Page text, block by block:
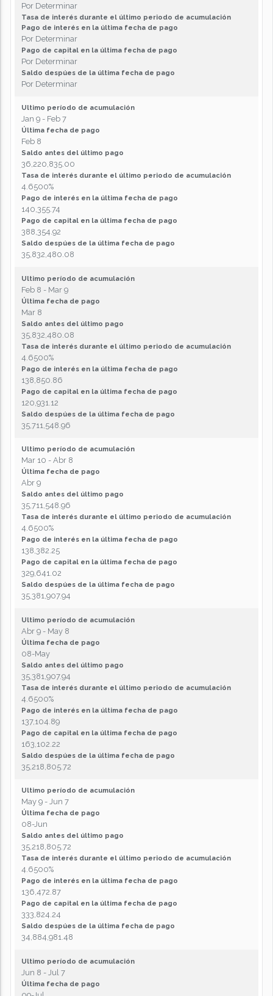
Por Determinar
Tasa de interés durante el último periodo de acumulación
Pago de interés en la última fecha de pago
Por Determinar
Pago de capital en la última fecha de pago
Por Determinar
Saldo despúes de la última fecha de pago
Por Determinar
Ultimo período de acumulación
Jan 9 - Feb 7
Última fecha de pago
Feb 8
Saldo antes del último pago
36,220,835.00
Tasa de interés durante el último periodo de acumulación
4.6500%
Pago de interés en la última fecha de pago
140,355.74
Pago de capital en la última fecha de pago
388,354.92
Saldo despúes de la última fecha de pago
35,832,480.08
Ultimo período de acumulación
Feb 8 - Mar 9
Última fecha de pago
Mar 8
Saldo antes del último pago
35,832,480.08
Tasa de interés durante el último periodo de acumulación
4.6500%
Pago de interés en la última fecha de pago
138,850.86
Pago de capital en la última fecha de pago
120,931.12
Saldo despúes de la última fecha de pago
35,711,548.96
Ultimo período de acumulación
Mar 10 - Abr 8
Última fecha de pago
Abr 9
Saldo antes del último pago
35,711,548.96
Tasa de interés durante el último periodo de acumulación
4.6500%
Pago de interés en la última fecha de pago
138,382.25
Pago de capital en la última fecha de pago
329,641.02
Saldo despúes de la última fecha de pago
35,381,907.94
Ultimo período de acumulación
Abr 9 - May 8
Última fecha de pago
08-May
Saldo antes del último pago
35,381,907.94
Tasa de interés durante el último periodo de acumulación
4.6500%
Pago de interés en la última fecha de pago
137,104.89
Pago de capital en la última fecha de pago
163,102.22
Saldo despúes de la última fecha de pago
35,218,805.72
Ultimo período de acumulación
May 9 - Jun 7
Última fecha de pago
08-Jun
Saldo antes del último pago
35,218,805.72
Tasa de interés durante el último periodo de acumulación
4.6500%
Pago de interés en la última fecha de pago
136,472.87
Pago de capital en la última fecha de pago
333,824.24
Saldo despúes de la última fecha de pago
34,884,981.48
Ultimo período de acumulación
Jun 8 - Jul 7
Última fecha de pago